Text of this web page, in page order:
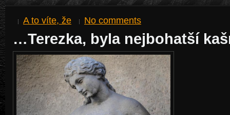
A to víte, že No comments
…Terezka, byla nejbohatší